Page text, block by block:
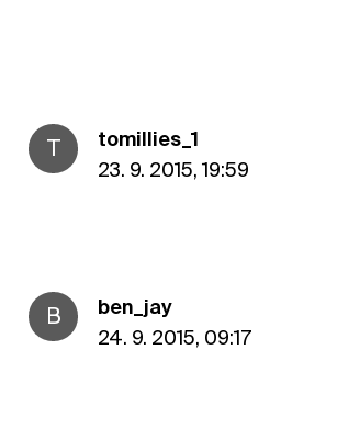
T
tomillies_1
23. 9. 2015, 19:59
B
ben_jay
24. 9. 2015, 09:17